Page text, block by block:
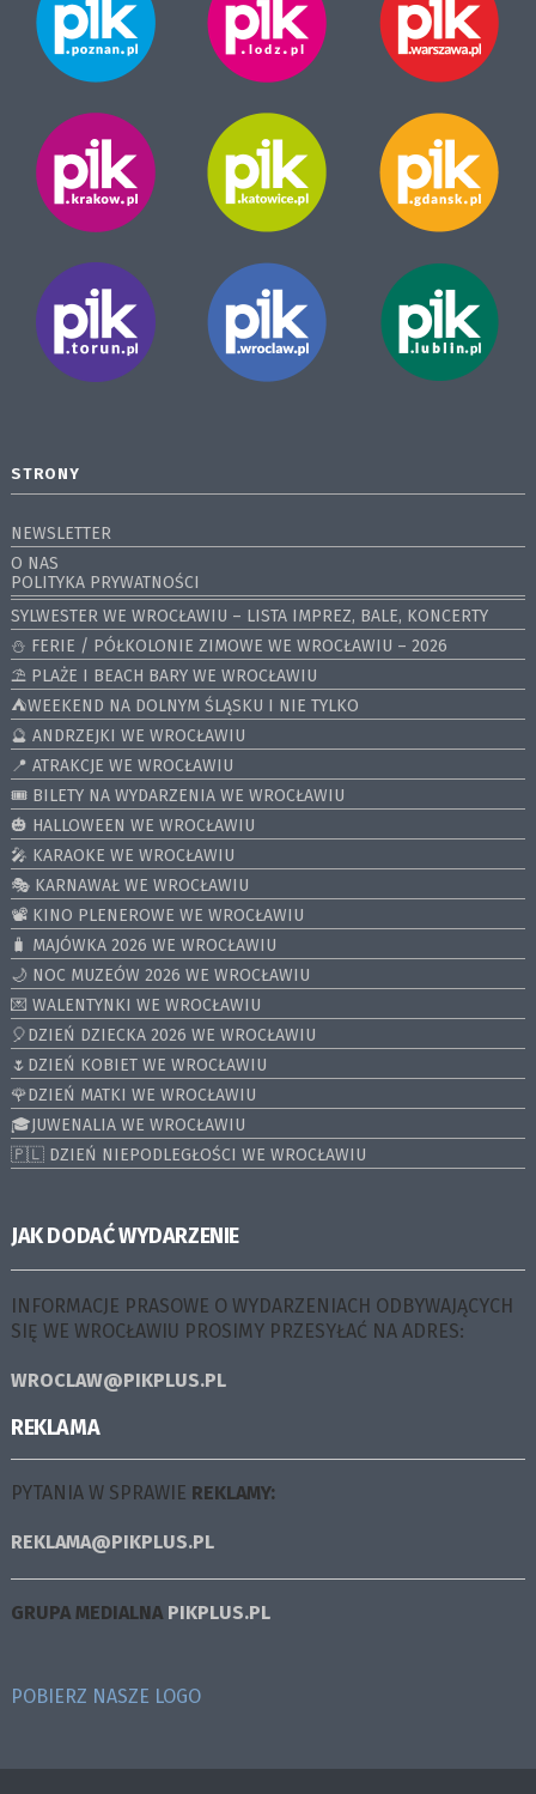
STRONY
NEWSLETTER
O NAS
POLITYKA PRYWATNOŚCI
SYLWESTER WE WROCŁAWIU – LISTA IMPREZ, BALE, KONCERTY
⛄️ FERIE / PÓŁKOLONIE ZIMOWE WE WROCŁAWIU – 2026
⛱️ PLAŻE I BEACH BARY WE WROCŁAWIU
⛺️WEEKEND NA DOLNYM ŚLĄSKU I NIE TYLKO
🔮 ANDRZEJKI WE WROCŁAWIU
📍 ATRAKCJE WE WROCŁAWIU
🎟️ BILETY NA WYDARZENIA WE WROCŁAWIU
🎃 HALLOWEEN WE WROCŁAWIU
🎤 KARAOKE WE WROCŁAWIU
🎭 KARNAWAŁ WE WROCŁAWIU
📽️ KINO PLENEROWE WE WROCŁAWIU
🧳 MAJÓWKA 2026 WE WROCŁAWIU
🌙 NOC MUZEÓW 2026 WE WROCŁAWIU
💌 WALENTYNKI WE WROCŁAWIU
🎈DZIEŃ DZIECKA 2026 WE WROCŁAWIU
🌷DZIEŃ KOBIET WE WROCŁAWIU
🌹DZIEŃ MATKI WE WROCŁAWIU
🎓JUWENALIA WE WROCŁAWIU
🇵🇱 DZIEŃ NIEPODLEGŁOŚCI WE WROCŁAWIU
JAK DODAĆ WYDARZENIE
INFORMACJE PRASOWE O WYDARZENIACH ODBYWAJĄCYCH
SIĘ WE WROCŁAWIU PROSIMY PRZESYŁAĆ NA ADRES:
WROCLAW@PIKPLUS.PL
REKLAMA
PYTANIA W SPRAWIE REKLAMY:
REKLAMA@PIKPLUS.PL
GRUPA MEDIALNA PIKPLUS.PL
POBIERZ NASZE LOGO